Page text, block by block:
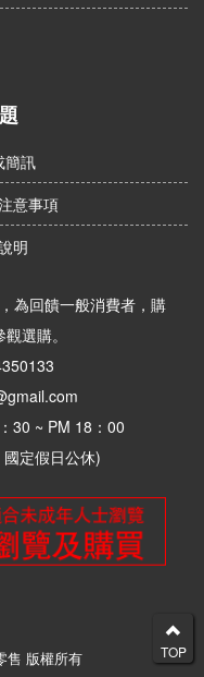
簡訊
意事項
明
為回饋一般消費者，購
選購。
30 ~ PM 18：00
假日公休)
售 版權所有 TOP